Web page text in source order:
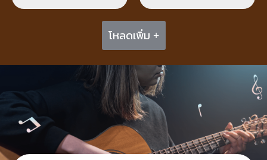
โหลดเพิ่ม +